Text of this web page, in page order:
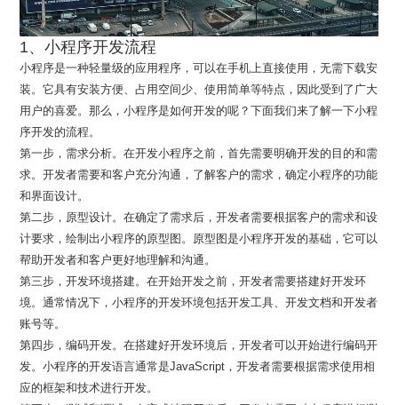
1、小程序开发流程
小程序是一种轻量级的应用程序，可以在手机上直接使用，无需下载安
装。它具有安装方便、占用空间少、使用简单等特点，因此受到了广大
用户的喜爱。那么，小程序是如何开发的呢？下面我们来了解一下小程
序开发的流程。
第一步，需求分析。在开发小程序之前，首先需要明确开发的目的和需
求。开发者需要和客户充分沟通，了解客户的需求，确定小程序的功能
和界面设计。
第二步，原型设计。在确定了需求后，开发者需要根据客户的需求和设
计要求，绘制出小程序的原型图。原型图是小程序开发的基础，它可以
帮助开发者和客户更好地理解和沟通。
第三步，开发环境搭建。在开始开发之前，开发者需要搭建好开发环
境。通常情况下，小程序的开发环境包括开发工具、开发文档和开发者
账号等。
第四步，编码开发。在搭建好开发环境后，开发者可以开始进行编码开
发。小程序的开发语言通常是JavaScript，开发者需要根据需求使用相
应的框架和技术进行开发。